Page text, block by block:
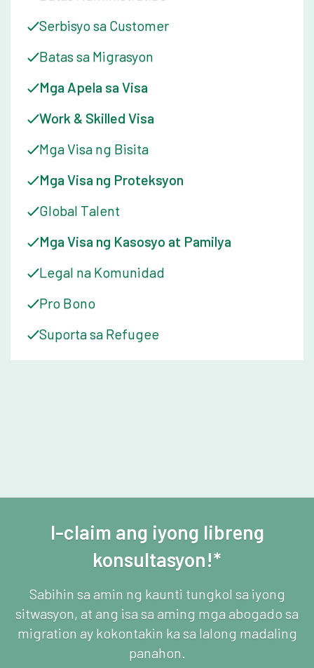
Serbisyo sa Customer
Batas sa Migrasyon
Mga Apela sa Visa
Work & Skilled Visa
Mga Visa ng Bisita
Mga Visa ng Proteksyon
Global Talent
Mga Visa ng Kasosyo at Pamilya
Legal na Komunidad
Pro Bono
Suporta sa Refugee
I-claim ang iyong libreng
konsultasyon!*
Sabihin sa amin ng kaunti tungkol sa iyong
sitwasyon, at ang isa sa aming mga abogado sa
migration ay kokontakin ka sa lalong madaling
panahon.